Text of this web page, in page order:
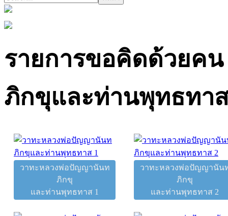
รายการขอคิดด้วยค
ภิกขุและท่านพุทธทา
วาทะหลวงพ่อปัญญานันท
ภิกขุ
และท่านพุทธทาส 1
วาทะหลวงพ่อปัญญานัน
ภิกขุ
และท่านพุทธทาส 2